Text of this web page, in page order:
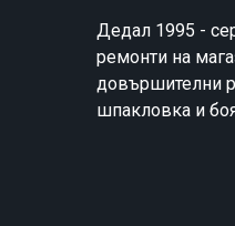
Дедал 1995 -
ремонти на
довършителни
шпакловка и